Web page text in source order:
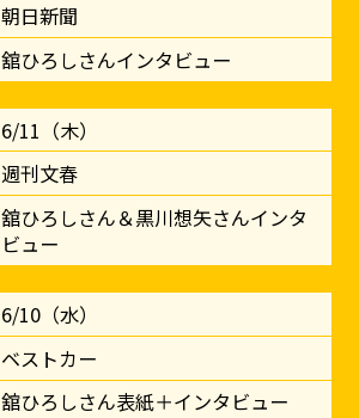
朝日新聞
舘ひろしさんインタビュー
6/11（木）
週刊文春
舘ひろしさん＆黒川想矢さんインタ
ビュー
6/10（水）
ベストカー
舘ひろしさん表紙＋インタビュー